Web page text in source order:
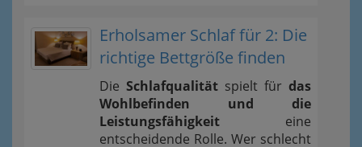
Erholsamer Schlaf für 2: Die
richtige Bettgröße finden
Die Schlafqualität spielt für das
Wohlbefinden und die
Leistungsfähigkeit eine
entscheidende Rolle. Wer schlecht